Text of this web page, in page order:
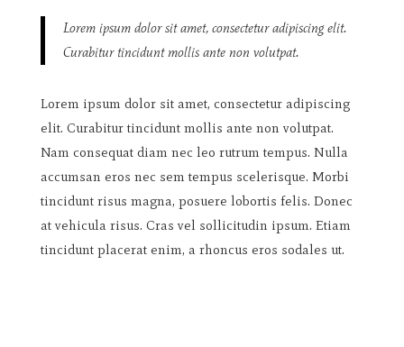
Lorem ipsum dolor sit amet, consectetur adipiscing elit.
Curabitur tincidunt mollis ante non volutpat.
Lorem ipsum dolor sit amet, consectetur adipiscing
elit. Curabitur tincidunt mollis ante non volutpat.
Nam consequat diam nec leo rutrum tempus. Nulla
accumsan eros nec sem tempus scelerisque. Morbi
tincidunt risus magna, posuere lobortis felis. Donec
at vehicula risus. Cras vel sollicitudin ipsum. Etiam
tincidunt placerat enim, a rhoncus eros sodales ut.